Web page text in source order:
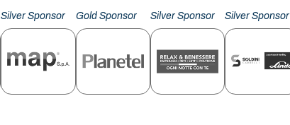
Silver Sponsor Gold Sponsor Silver Sponsor Silver Sponsor